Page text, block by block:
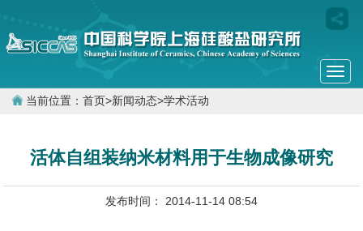
当前位置： 首页>新闻动态>学术活动
活体自组装纳米材料用于生物成像研究
发布时间： 2014-11-14 08:54